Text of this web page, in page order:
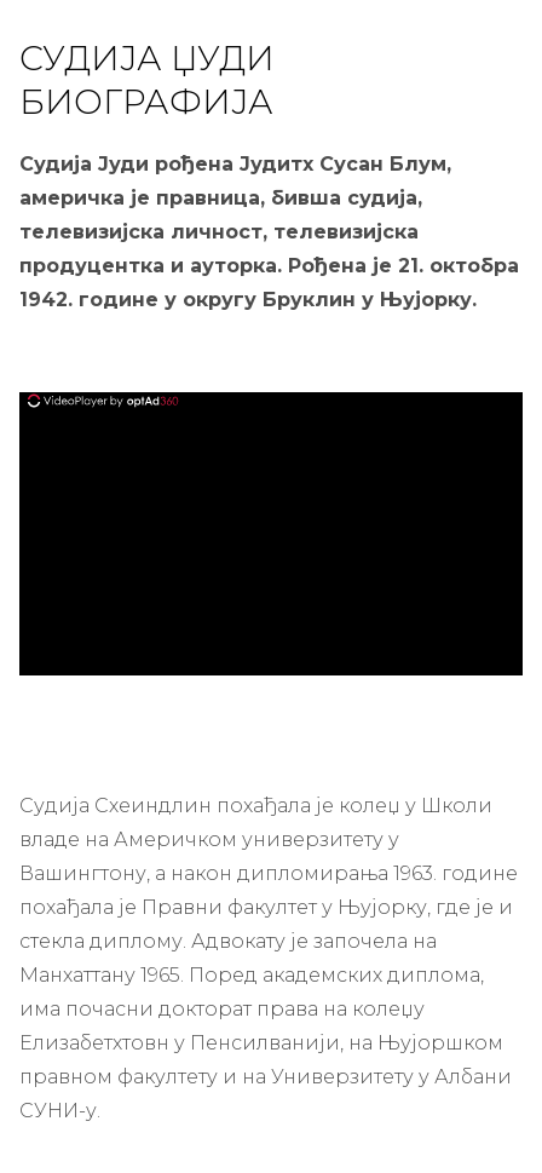
СУДИЈА ЏУДИ
БИОГРАФИЈА
Судија Јуди рођена Јудитх Сусан Блум,
америчка је правница, бивша судија,
телевизијска личност, телевизијска
продуцентка и ауторка. Рођена је 21. октобра
1942. године у округу Бруклин у Њујорку.
Судија Схеиндлин похађала је колеџ у Школи
владе на Америчком универзитету у
Вашингтону, а након дипломирања 1963. године
похађала је Правни факултет у Њујорку, где је и
стекла диплому. Адвокату је започела на
Манхаттану 1965. Поред академских диплома,
има почасни докторат права на колеџу
Елизабетхтовн у Пенсилванији, на Њујоршком
правном факултету и на Универзитету у Албани
СУНИ-у.